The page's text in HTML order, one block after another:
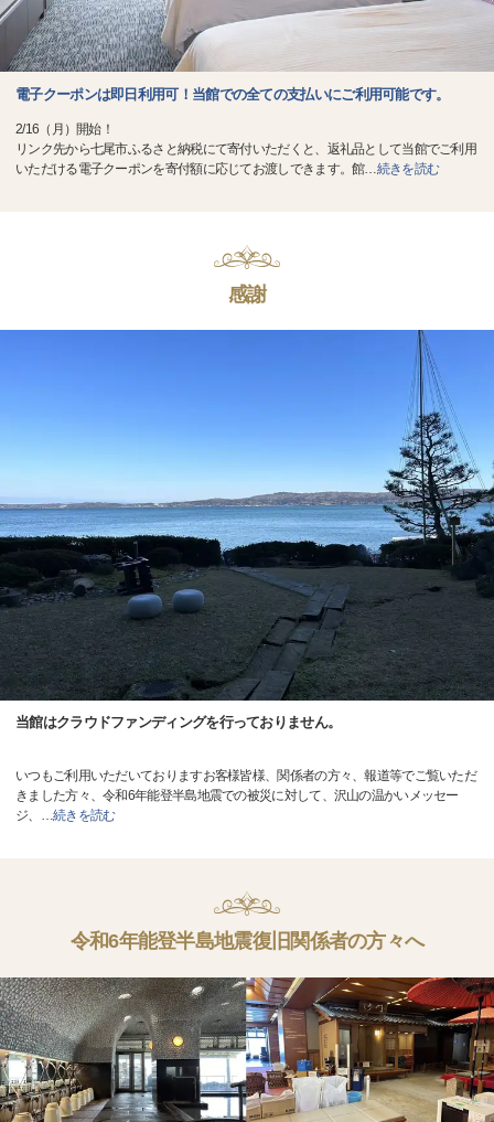
電子クーポンは即日利用可！当館での全ての支払いにご利用可能です。
2/16（月）開始！
リンク先から七尾市ふるさと納税にて寄付いただくと、返礼品として当館でご利用
いただける電子クーポンを寄付額に応じてお渡しできます。館…続きを読む
感謝
当館はクラウドファンディングを行っておりません。
いつもご利用いただいておりますお客様皆様、関係者の方々、報道等でご覧いただ
きました方々、令和6年能登半島地震での被災に対して、沢山の温かいメッセー
ジ、 …続きを読む
令和6年能登半島地震復旧関係者の方々へ